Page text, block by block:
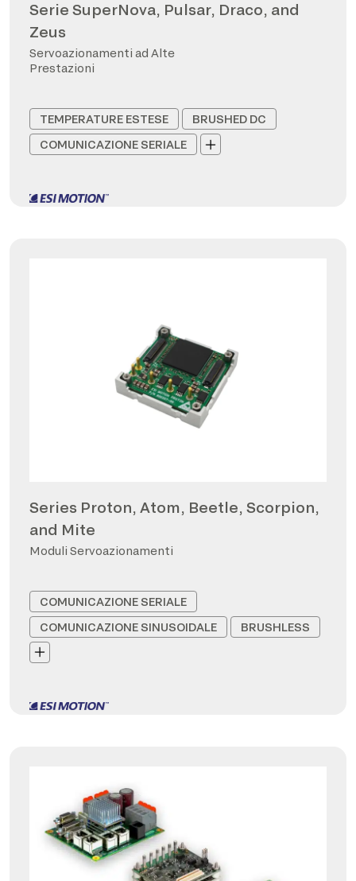
Serie SuperNova, Pulsar, Draco, and
Zeus
Servoazionamenti ad Alte
Prestazioni
TEMPERATURE ESTESE
BRUSHED DC
COMUNICAZIONE SERIALE
Series Proton, Atom, Beetle, Scorpion,
and Mite
Moduli Servoazionamenti
COMUNICAZIONE SERIALE
COMUNICAZIONE SINUSOIDALE
BRUSHLESS